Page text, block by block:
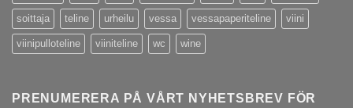
soittaja teline urheilu vessa vessapaperiteline viini
viinipulloteline viiniteline wc wine
PRENUMERERA PÅ VÅRT NYHETSBREV FÖR